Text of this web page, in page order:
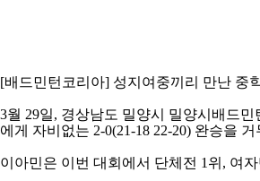
[배드민턴코리아] 성지여중끼리 만난 중
3월 29일, 경상남도 밀양시 밀양시배드민
에게 자비없는 2-0(21-18 22-20) 완승을 거
이아민은 이번 대회에서 단체전 1 위 , 여